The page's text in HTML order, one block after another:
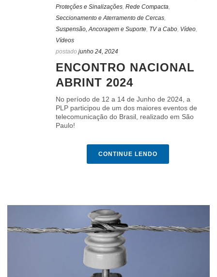
Proteções e Sinalizações, Rede Compacta,
Seccionamento e Aterramento de Cercas,
Suspensão, Ancoragem e Suporte, TV a Cabo, Vídeo,
Vídeos
postado junho 24, 2024
ENCONTRO NACIONAL
ABRINT 2024
No período de 12 a 14 de Junho de 2024, a
PLP participou de um dos maiores eventos de
telecomunicação do Brasil, realizado em São
Paulo!
CONTINUE LENDO